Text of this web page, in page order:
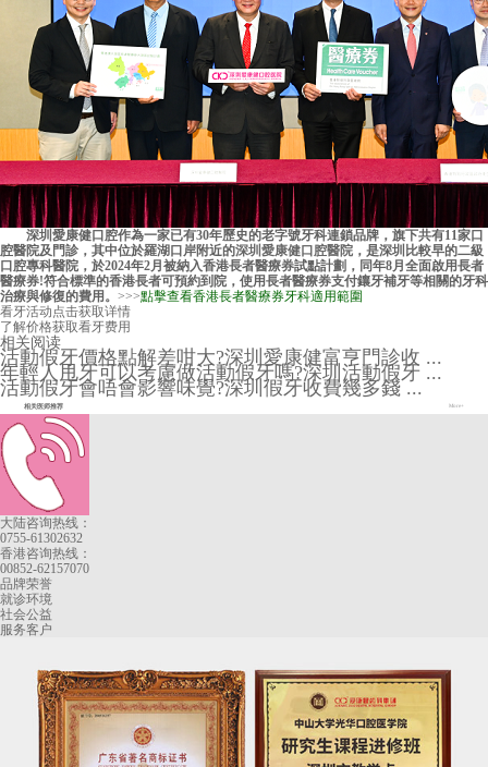
深圳愛康健口腔作為一家已有30年歷史的老字號牙科連鎖品牌，旗下共有11家口
腔醫院及門診，其中位於羅湖口岸附近的深圳愛康健口腔醫院 ，是深圳比較早的二級
口腔專科醫院，於2024年2月被納入香港長者醫療券試點計劃，同年8月全面啟用長者
醫療券!符合標準的香港長者可預約到院，使用長者醫療券支付鑲牙補牙等相關的牙科
治療與修復的費用。 >>>點擊查看香港長者醫療券牙科適用範圍
看牙活动点击获取详情
了解价格获取看牙费用
相关阅读
活動假牙價格點解差咁大?深圳愛康健富亨門診收 ...
年輕人甩牙可以考慮做活動假牙嗎?深圳活動假牙 ...
活動假牙會唔會影響味覺?深圳假牙收費幾多錢 ...
相关医师推荐 More+
大陆咨询热线：
0755-61302632
香港咨询热线：
00852-62157070
品牌荣誉
就诊环境
社会公益
服务客户